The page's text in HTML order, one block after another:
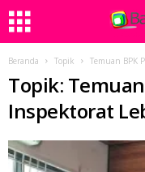
Beranda Topik Temuan BPK
Topik:
Inspektorat